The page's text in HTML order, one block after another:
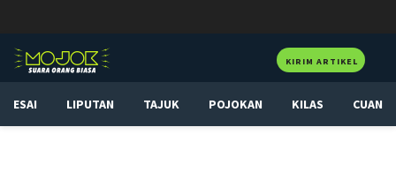
KIRIM ARTIKEL
ESAI LIPUTAN TAJUK POJOKAN KILAS CUAN